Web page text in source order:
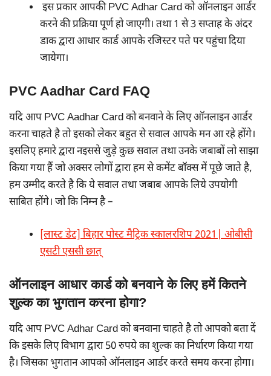
इस प्रकार आपकी PVC Adhar Card को ऑनलाइन आर्डर
करने की प्रक्रिया पूर्ण हो जाएगी। तथा 1 से 3 सप्ताह के अंदर
डाक द्वारा आधार कार्ड आपके रजिस्टर पते पर पहुंचा दिया
जायेगा।
PVC Aadhar Card FAQ
यदि आप PVC Aadhar Card को बनवाने के लिए ऑनलाइन आर्डर
करना चाहते है तो इसको लेकर बहुत से सवाल आपके मन आ रहे होंगे।
इसलिए हमारे द्वारा नइससे जुड़े कुछ सवाल तथा उनके जबाबों लो साझा
किया गया हैं जो अक्सर लोगों द्वारा हम से कमेंट बॉक्स में पूछे जाते है,
हम उम्मीद करते है कि ये सवाल तथा जबाब आपके लिये उपयोगी
साबित होंगे। जो कि निम्न है –
[लास्ट डेट] बिहार पोस्ट मैट्रिक स्कालरशिप 2021| ओबीसी
एसटी एससी छात्
ऑनलाइन आधार कार्ड को बनवाने के लिए हमें कितने
शुल्क का भुगतान करना होगा?
यदि आप PVC Adhar Card को बनवाना चाहते है तो आपको बता दें
कि इसके लिए विभाग द्वारा 50 रुपये का शुल्क का निर्धारण किया गया
है। जिसका भुगतान आपको ऑनलाइन आर्डर करते समय करना होगा।